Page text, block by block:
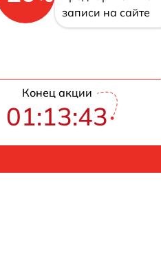
записи на сайте
Конец акции
01:13:42